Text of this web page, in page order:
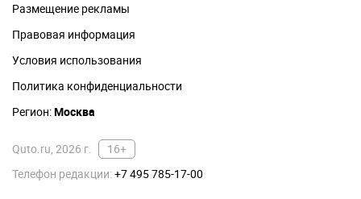
Размещение рекламы
Правовая информация
Условия использования
Политика конфиденциальности
Регион:Москва
Quto.ru, 2026 г.
16+
Телефон редакции:+7 495 785-17-00